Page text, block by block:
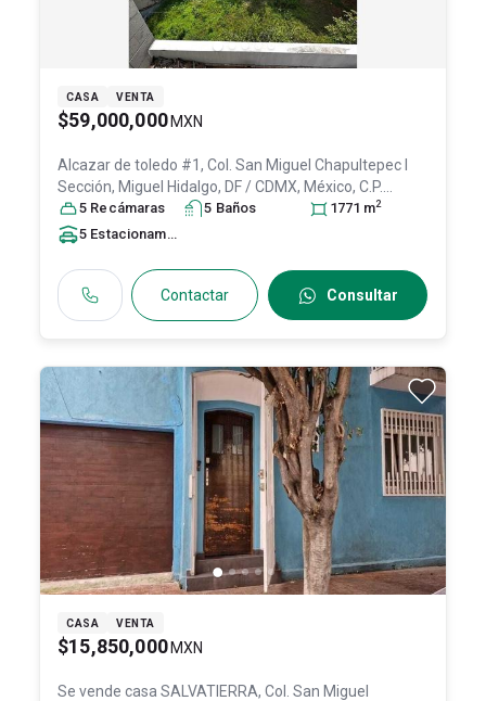
CASA VENTA
$59,000,000 MXN
Alcazar de toledo #1, Col. San Miguel Chapultepec I
Sección, Miguel Hidalgo, DF / CDMX, México, C.P.
11850, ID:28596535
5 Recámaras 5 Baños 1771 m2
5 Estacionamiento
Contactar Consultar
CASA VENTA
$15,850,000 MXN
Se vende casa SALVATIERRA, Col. San Miguel